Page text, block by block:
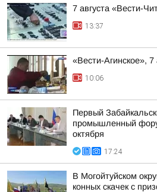
7 августа «Вести-
13:37
«Вести-Агинское», 7
10:06
Первый
промышленный
октября
17:24
В Могойтуйском
конных скачек с